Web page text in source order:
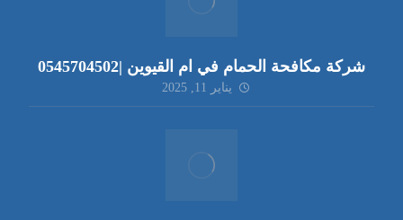
شركة مكافحة الحمام في ام القيوين |0545704502
يناير 11, 2025